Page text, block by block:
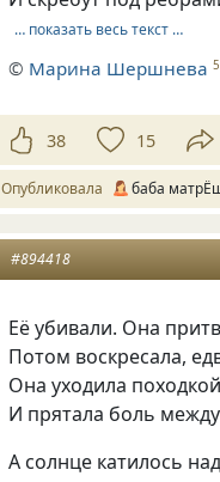
… показать весь текст …
© Марина Шершнева
38 15
Опубликовала баба
#894418
Её убивали. Она
Потом воскресала,
Она уходила
И прятала боль
А солнце катилось